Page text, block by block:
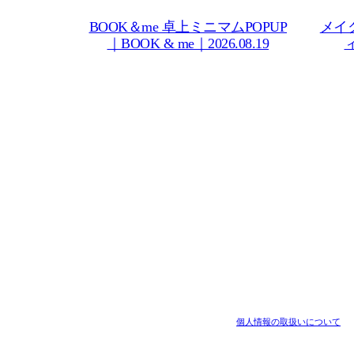
BOOK＆me 卓上ミニマムPOPUP
｜BOOK & me｜2026.08.19
メイ
個人情報の取扱いについて